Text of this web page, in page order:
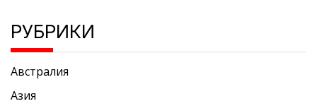
РУБРИКИ
Австралия
Азия